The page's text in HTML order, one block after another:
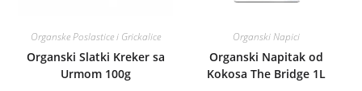
Organske Poslastice i Grickalice
Organski Slatki Kreker sa
Urmom 100g
Organski Napici
Organski Napitak od
Kokosa The Bridge 1L